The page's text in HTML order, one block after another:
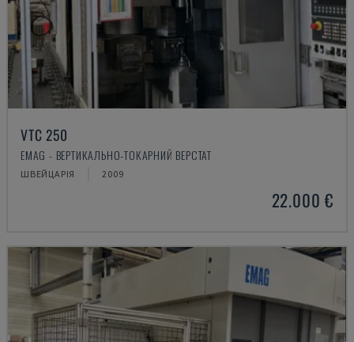
VTC 250
EMAG - ВЕРТИКАЛЬНО-ТОКАРНИЙ ВЕРСТАТ
ШВЕЙЦАРІЯ 2009
22.000 €